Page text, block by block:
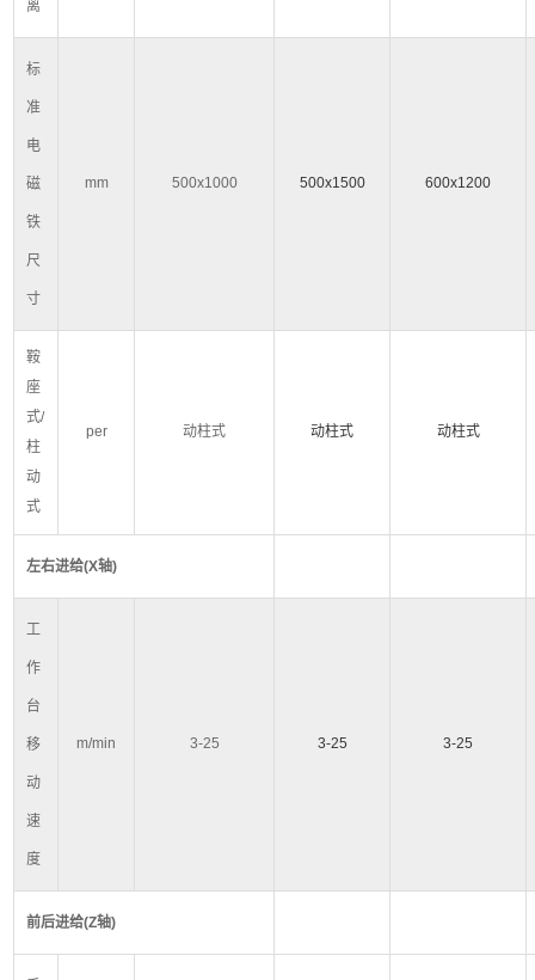
离
标
准
电
磁
铁
尺
寸
mm 500x1000 500x1500 600x1200
鞍
座
式/
柱
动
式
per 动柱式 动柱式 动柱式
左右进给(X轴)
工
作
台
移
动
速
度
m/min 3-25 3-25 3-25
前后进给(Z轴)